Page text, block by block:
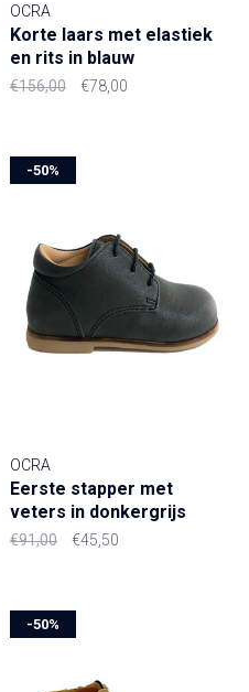
OCRA
Korte laars met elastiek
en rits in blauw
€156,00 €78,00
-50%
OCRA
Eerste stapper met
veters in donkergrijs
€91,00 €45,50
-50%